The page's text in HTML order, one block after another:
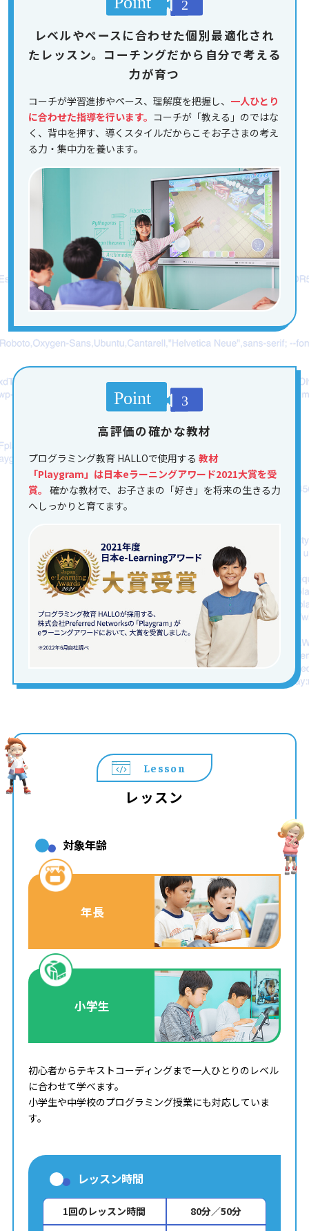
レベルやペースに合わせた個別最適化され
たレッスン。コーチングだから自分で考える
力が育つ
コーチが学習進捗やペース、理解度を把握し、 一人ひとり
に合わせた指導を行います。 コーチが「教える」のではな
く、背中を押す、導くスタイルだからこそお子さまの考え
る力・集中力を養います。
高評価の確かな教材
プログラミング教育 HALLOで使用する 教材
「Playgram」は日本eラーニングアワード2021大賞を受
賞。 確かな教材で、お子さまの「好き」を将来の生きる力
へしっかりと育てます。
Lesson
レッスン
対象年齢
年長
小学生
初心者からテキストコーディングまで一人ひとりのレベル
に合わせて学べます。
小学生や中学校のプログラミング授業にも対応していま
す。
レッスン時間
1回のレッスン時間
80分／50分